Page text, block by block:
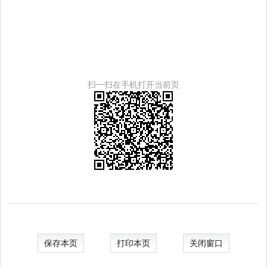
扫一扫在手机打开当前页
保存本页 打印本页 关闭窗口